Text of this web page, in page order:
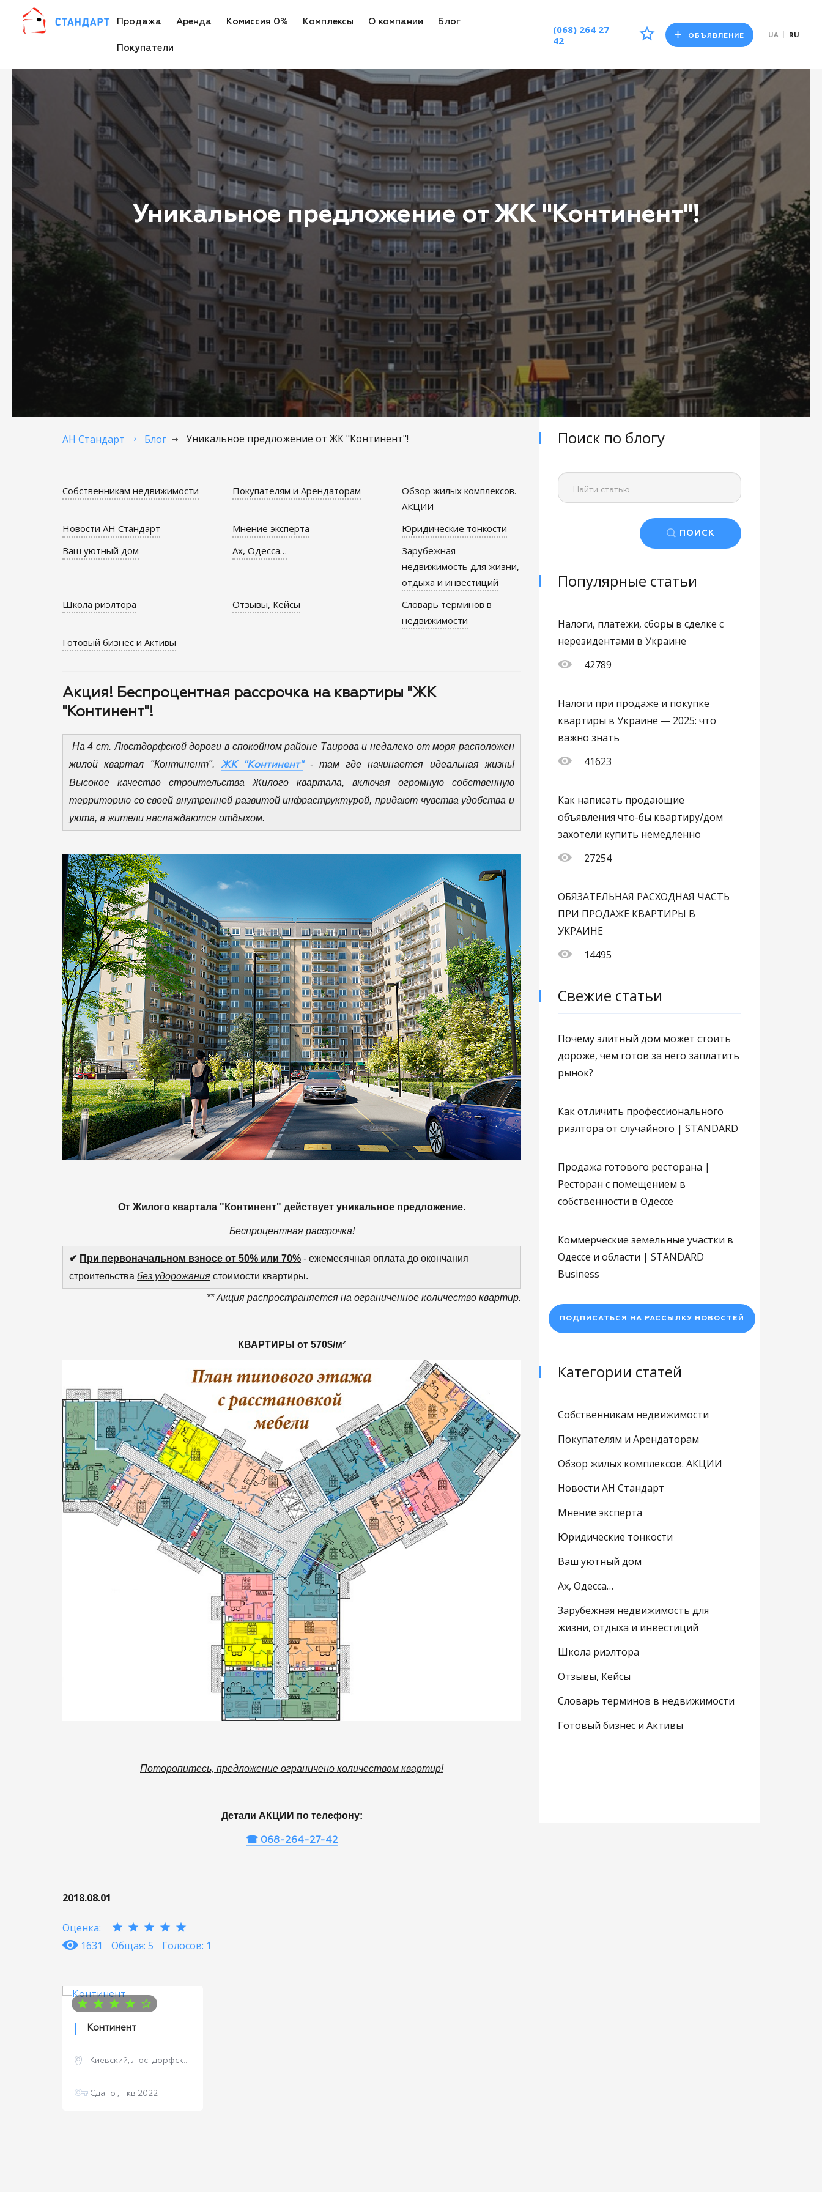
Продажа Аренда Комиссия 0% Комплексы О компании Блог
Покупатели
(068) 264 27
42
ОБЪЯВЛЕНИЕ UA RU
Уникальное предложение от ЖК "Континент"!
АН Стандарт Блог Уникальное предложение от ЖК "Континент"!
Собственникам недвижимости Покупателям и Арендаторам
Обзор жилых комплексов.
АКЦИИ
Новости АН Стандарт
Мнение эксперта
Юридические тонкости
Ваш уютный дом
Ах, Одесса…
Зарубежная
недвижимость для жизни,
отдыха и инвестиций
Школа риэлтора
Отзывы, Кейсы
Словарь терминов в
недвижимости
Готовый бизнес и Активы
Акция! Беспроцентная рассрочка на квартиры "ЖК
"Континент"!
На 4 ст. Люстдорфской дороги в спокойном районе Таирова и недалеко от моря расположен
жилой квартал "Континент". ЖК "Континент"- там где начинается идеальная жизнь!
Высокое качество строительства Жилого квартала, включая огромную собственную
территорию со своей внутренней развитой инфраструктурой, придают чувства удобства и
уюта, а жители наслаждаются отдыхом.
От Жилого квартала "Континент" действует уникальное предложение.
Беспроцентная рассрочка!
✔ При первоначальном взносе от 50% или 70% - ежемесячная оплата до окончания
строительства без удорожания стоимости квартиры.
** Акция распространяется на ограниченное количество квартир.
КВАРТИРЫ от 570$/м²
Поторопитесь, предложение ограничено количеством квартир!
Детали АКЦИИ по телефону:
☎ 068-264-27-42
2018.08.01
Оценка:
1631
Общая: 5 Голосов: 1
Континент
Киевский, Люстдорфская дорога
Сдано , II кв 2022
Поиск по блогу
Найти статью
ПОИСК
Популярные статьи
Налоги, платежи, сборы в сделке с
нерезидентами в Украине
42789
Налоги при продаже и покупке
квартиры в Украине — 2025: что
важно знать
41623
Как написать продающие
объявления что-бы квартиру/дом
захотели купить немедленно
27254
ОБЯЗАТЕЛЬНАЯ РАСХОДНАЯ ЧАСТЬ
ПРИ ПРОДАЖЕ КВАРТИРЫ В
УКРАИНЕ
14495
Свежие статьи
Почему элитный дом может стоить
дороже, чем готов за него заплатить
рынок?
Как отличить профессионального
риэлтора от случайного | STANDARD
Продажа готового ресторана |
Ресторан с помещением в
собственности в Одессе
Коммерческие земельные участки в
Одессе и области | STANDARD
Business
ПОДПИСАТЬСЯ НА РАССЫЛКУ НОВОСТЕЙ
Категории статей
Собственникам недвижимости
Покупателям и Арендаторам
Обзор жилых комплексов. АКЦИИ
Новости АН Стандарт
Мнение эксперта
Юридические тонкости
Ваш уютный дом
Ах, Одесса…
Зарубежная недвижимость для
жизни, отдыха и инвестиций
Школа риэлтора
Отзывы, Кейсы
Словарь терминов в недвижимости
Готовый бизнес и Активы